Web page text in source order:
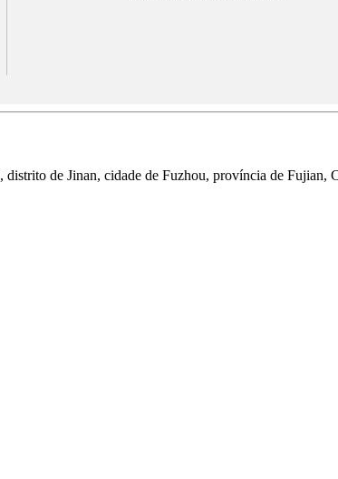
distrito de Jinan, cidade de Fuzhou, província de Fujian,